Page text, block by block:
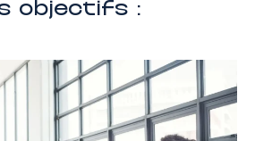
objectifs :